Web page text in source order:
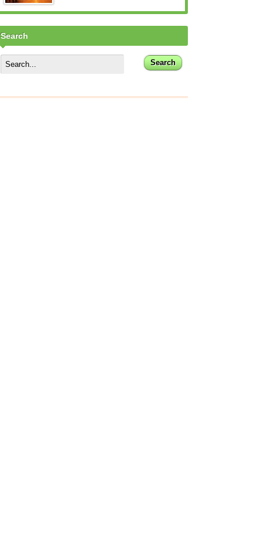
Search